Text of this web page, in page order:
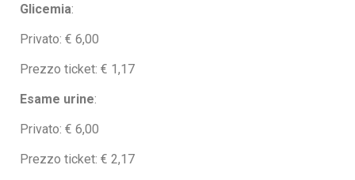
Glicemia:
Privato: € 6,00
Prezzo ticket: € 1,17
Esame urine:
Privato: € 6,00
Prezzo ticket: € 2,17